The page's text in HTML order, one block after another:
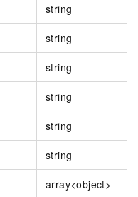
string
string
string
string
string
string
array<object>